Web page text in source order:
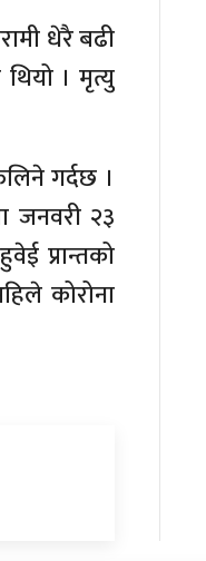
धेरै बढी
। मृत्यु
गर्दछ ।
जनवरी २३
प्रान्तको
कोरोना